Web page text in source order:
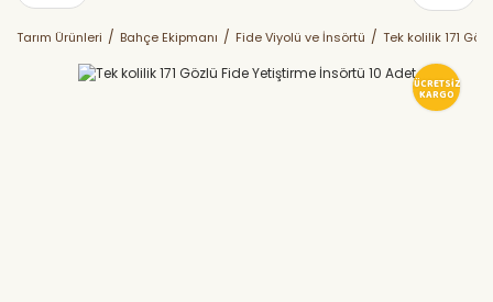
Tarım Ürünleri Bahçe Ekipmanı Fide Viyolü ve İnsörtü Tek kolilik 171
ÜCRETSİZ
KARGO